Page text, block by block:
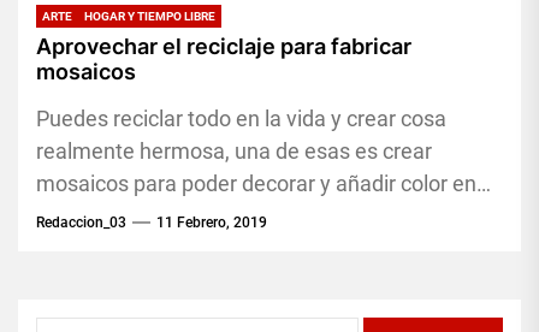
ARTE HOGAR Y TIEMPO LIBRE
Aprovechar el reciclaje para fabricar
mosaicos
Puedes reciclar todo en la vida y crear cosa
realmente hermosa, una de esas es crear
mosaicos para poder decorar y añadir color en
tu...
Redaccion_03 11 Febrero, 2019